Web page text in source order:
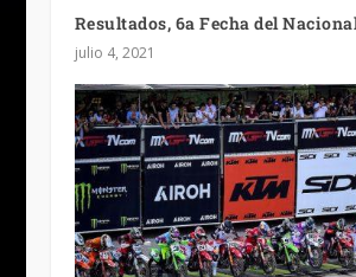
Resultados, 6a Fecha del
julio 4, 2021